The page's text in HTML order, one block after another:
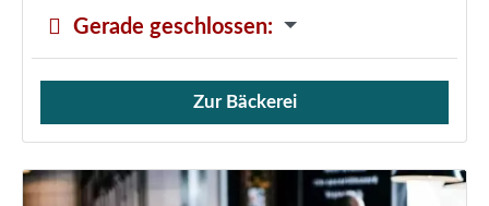
Gerade geschlossen:
Verkauf von Brötchen,
Zur Bäckerei